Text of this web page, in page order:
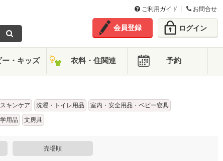
ご利用ガイド お問合せ
会員登録 ログイン
ー・キッズ 衣料・住関連 予約
キンケア 洗濯・トイレ用品
室内・安全用品・ベビー寝具
用品 文房具
売場順